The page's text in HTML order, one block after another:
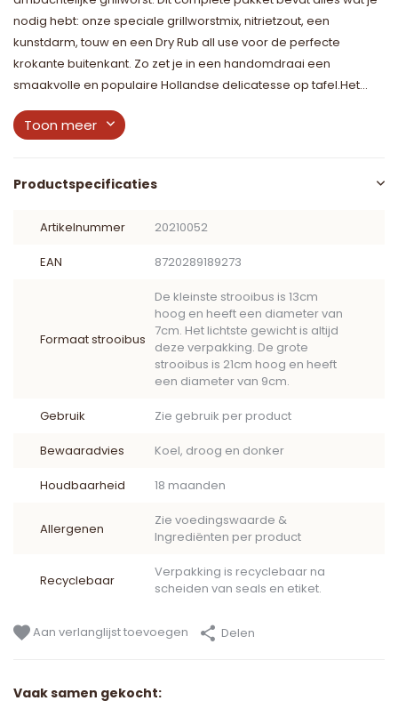
nodig hebt: onze speciale grillworstmix, nitrietzout, een
kunstdarm, touw en een Dry Rub all use voor de perfecte
krokante buitenkant. Zo zet je in een handomdraai een
smaakvolle en populaire Hollandse delicatesse op tafel.Het...
Toon meer
Productspecificaties
Artikelnummer 20210052
EAN 8720289189273
Formaat strooibus
De kleinste strooibus is 13cm
hoog en heeft een diameter van
7cm. Het lichtste gewicht is altijd
deze verpakking. De grote
strooibus is 21cm hoog en heeft
een diameter van 9cm.
Gebruik Zie gebruik per product
Bewaaradvies Koel, droog en donker
Houdbaarheid 18 maanden
Allergenen
Zie voedingswaarde &
Ingrediënten per product
Recyclebaar
Verpakking is recyclebaar na
scheiden van seals en etiket.
Aan verlanglijst toevoegen Delen
Vaak samen gekocht: